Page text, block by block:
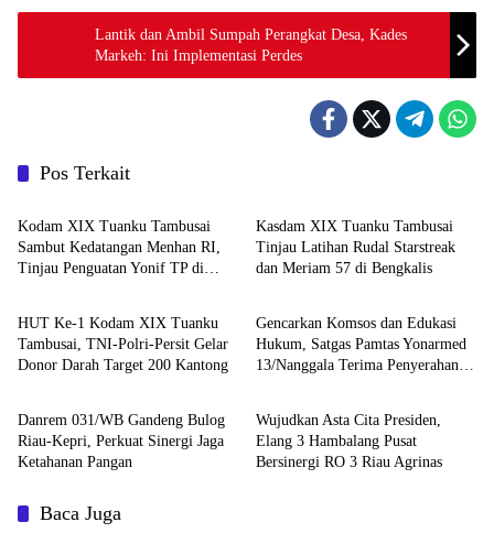
Lantik dan Ambil Sumpah Perangkat Desa, Kades
Markeh: Ini Implementasi Perdes
Pos Terkait
TNI
Kodam XIX Tuanku Tambusai
Sambut Kedatangan Menhan RI,
Tinjau Penguatan Yonif TP di
Kasdam XIX Tuanku Tambusai
Tinjau Latihan Rudal Starstreak
dan Meriam 57 di Bengkalis
TNI
HUT Ke-1 Kodam XIX Tuanku
Tambusai, TNI-Polri-Persit Gelar
Donor Darah Target 200 Kantong
TNI
Gencarkan Komsos dan Edukasi
Hukum, Satgas Pamtas Yonarmed
13/Nanggala Terima Penyerahan
TNI
Danrem 031/WB Gandeng Bulog
Riau-Kepri, Perkuat Sinergi Jaga
Ketahanan Pangan
TNI
Wujudkan Asta Cita Presiden,
Elang 3 Hambalang Pusat
Bersinergi RO 3 Riau Agrinas
Baca Juga